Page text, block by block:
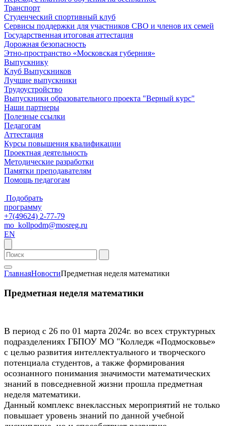
Транспорт
Студенческий спортивный клуб
Сервисы поддержки для участников СВО и членов их семей
Государственная итоговая аттестация
Дорожная безопасность
Этно-пространство «Московская губерния»
Выпускнику
Клуб Выпускников
Лучшие выпускники
Трудоустройство
Выпускники образовательного проекта "Верный курс"
Наши партнеры
Полезные ссылки
Педагогам
Аттестация
Курсы повышения квалификации
Проектная деятельность
Методические разработки
Памятки преподавателям
Помощь педагогам
Подобрать
программу
+7(49624) 2-77-79
mo_kollpodm@mosreg.ru
EN
ГлавнаяНовостиПредметная неделя математики
Предметная неделя математики
В​ период с 26 по 01 марта 2024г. во всех структурных
подразделениях ГБПОУ МО "Колледж «Подмосковье»
с целью развития интеллектуального и творческого
потенциала студентов, а также формирования
осознанного понимания значимости математических
знаний в повседневной жизни прошла предметная
неделя математики.
Данный комплекс внеклассных мероприятий не только
повышает уровень знаний по данной учебной